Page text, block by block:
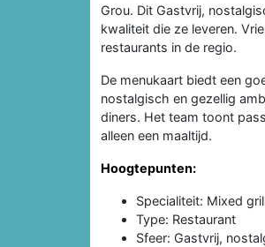
Grou. Dit Gastvrij,
kwaliteit die ze leveren.
restaurants in de regio.
De menukaart biedt een
nostalgisch en gezellig
diners. Het team toont
alleen een maaltijd.
Hoogtepunten:
Specialiteit: Mixed
Type: Restaurant
Sfeer: Gastvrij,